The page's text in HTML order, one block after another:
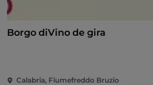
Borgo diVino de gira
Calabria, Fiumefreddo Bruzio